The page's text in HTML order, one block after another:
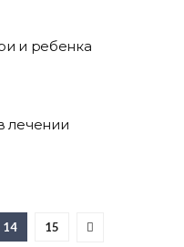
и ребенка
лечении
14 15